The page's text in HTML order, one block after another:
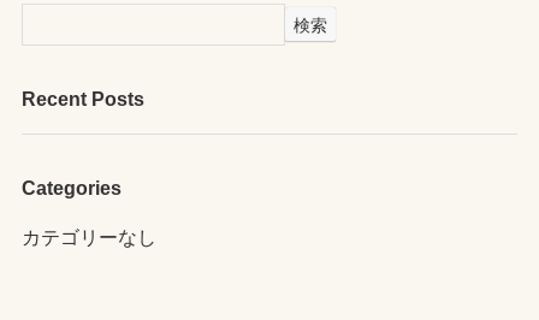
検索
Recent Posts
Categories
カテゴリーなし